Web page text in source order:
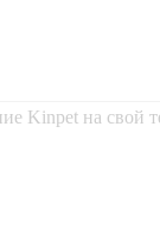
Kinpet на свой